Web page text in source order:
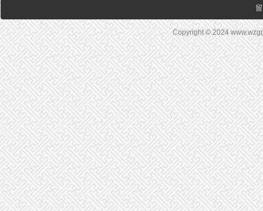
Copyright © 2024